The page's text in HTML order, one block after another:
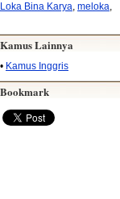
Loka Bina Karya, meloka,
Kamus Lainnya
• Kamus Inggris
Bookmark